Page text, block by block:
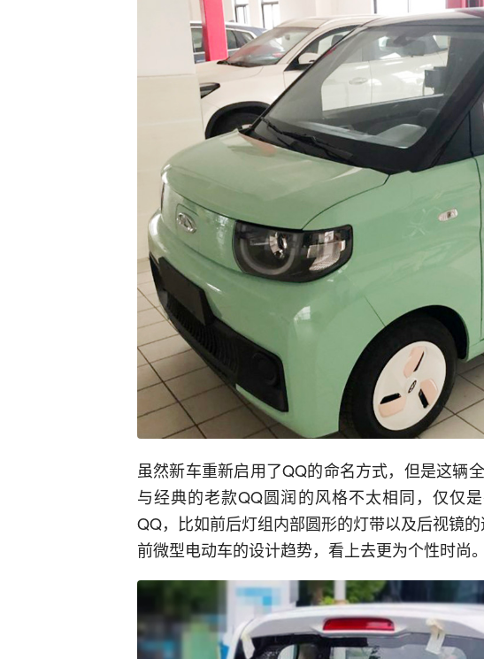
虽然新车重新启用了QQ的命名方式，但是这辆
与经典的老款QQ圆润的风格不太相同，仅仅
QQ，比如前后灯组内部圆形的灯带以及后视镜
前微型电动车的设计趋势，看上去更为个性时尚。